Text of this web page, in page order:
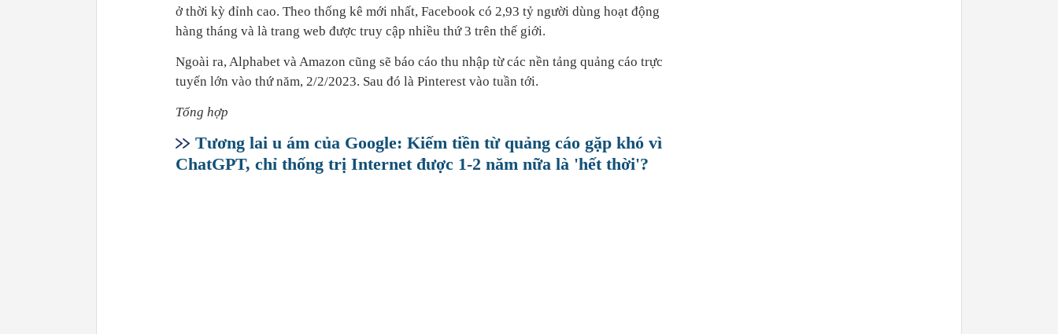
ở thời kỳ đỉnh cao. Theo thống kê mới nhất, Facebook có 2,93 tỷ người dùng hoạt động
hàng tháng và là trang web được truy cập nhiều thứ 3 trên thế giới.
Ngoài ra, Alphabet và Amazon cũng sẽ báo cáo thu nhập từ các nền tảng quảng cáo trực
tuyến lớn vào thứ năm, 2/2/2023. Sau đó là Pinterest vào tuần tới.
Tổng hợp
Tương lai u ám của Google: Kiếm tiền từ quảng cáo gặp khó vì
ChatGPT, chỉ thống trị Internet được 1-2 năm nữa là 'hết thời'?